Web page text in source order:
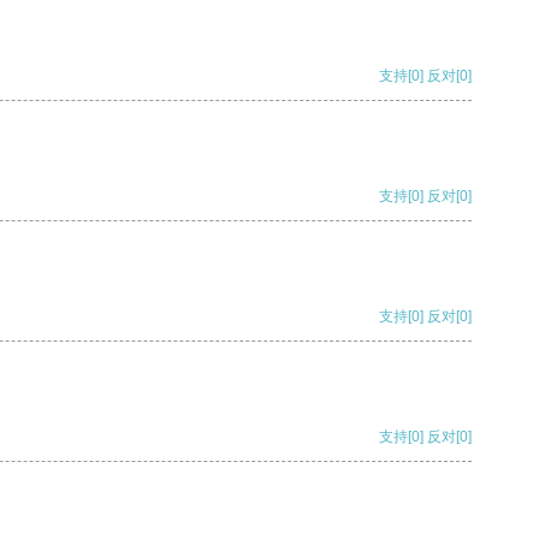
支持[0] 反对[0]
支持[0] 反对[0]
支持[0] 反对[0]
支持[0] 反对[0]